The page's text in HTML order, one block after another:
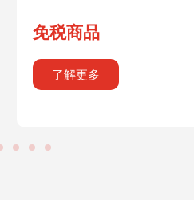
免税商品
了解更多